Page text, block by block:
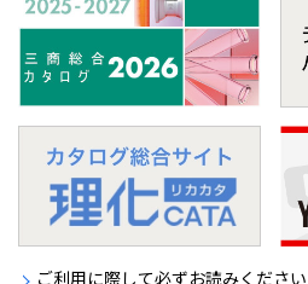
ご利用に際して必ずお読みください